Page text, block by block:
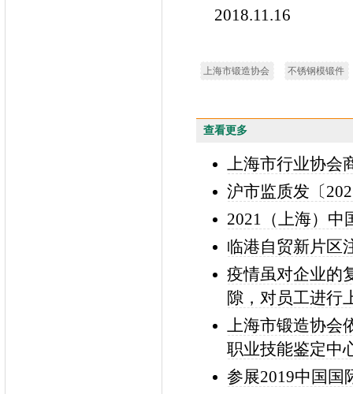
2018.11.16
上海市锻造协会 不锈钢模锻件
查看更多
上海市行业协会
沪市监质发〔
2021（上海）中
临港自贸新片区
疫情虽对企业的
隙，对员工进行
上海市锻造协会
职业技能鉴定中
参展2019中国国